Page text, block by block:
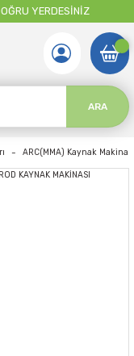
YERDESİNİZ
ARA
ARC(MMA) Kaynak